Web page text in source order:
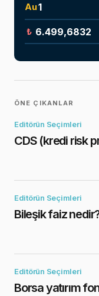
Au
₺
ÖNE ÇIKANLAR
Editörün Seçimleri
CDS (kredi risk
Editörün Seçimleri
Bileşik faiz
Editörün Seçimleri
Borsa yatırım